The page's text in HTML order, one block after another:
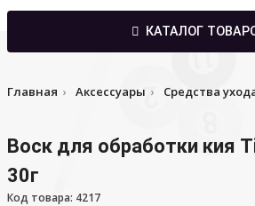
КАТАЛОГ
Главная Аксессуары Средства
Воск для обработки кия
30г
Код товара: 4217